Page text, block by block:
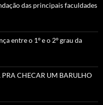
das principais faculdades
entre o 1º e o 2º grau da
CHECAR UM BARULHO